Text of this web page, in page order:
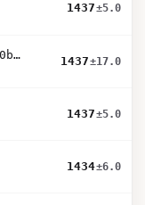
1437±5.0
nvidia-nemotron-3-ultra-550b-a55b-nvfp4
1437±17.0
1437±5.0
1434±6.0